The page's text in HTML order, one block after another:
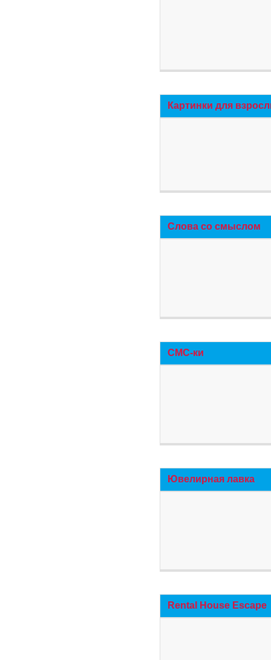
Картинки для
Слова со смыслом
СМС-ки
Ювелирная лавка
Rental House Escape